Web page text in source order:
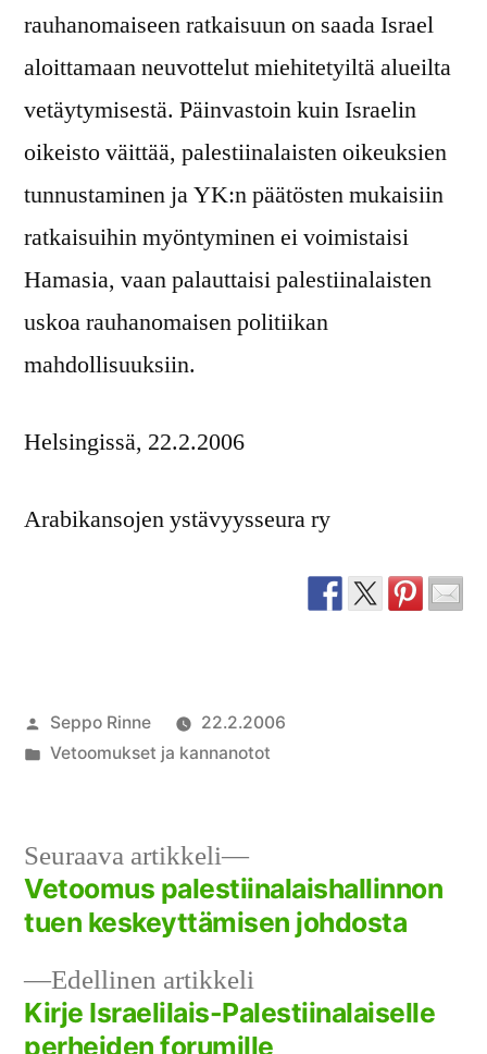
rauhanomaiseen ratkaisuun on saada Israel
aloittamaan neuvottelut miehitetyiltä alueilta
vetäytymisestä. Päinvastoin kuin Israelin
oikeisto väittää, palestiinalaisten oikeuksien
tunnustaminen ja YK:n päätösten mukaisiin
ratkaisuihin myöntyminen ei voimistaisi
Hamasia, vaan palauttaisi palestiinalaisten
uskoa rauhanomaisen politiikan
mahdollisuuksiin.
Helsingissä, 22.2.2006
Arabikansojen ystävyysseura ry
Artikkelin
julkaisija
Seppo Rinne
22.2.2006
Julkaistu
Vetoomukset ja kannanotot
Artikkelien
selaus
Edellinen artikkeliEdellinen
artikkeli:
Kirje Israelilais-Palestiinalaiselle
perheiden forumille
Seuraava artikkeli
Seuraava
artikkeli:
Vetoomus palestiinalaishallinnon
tuen keskeyttämisen johdosta